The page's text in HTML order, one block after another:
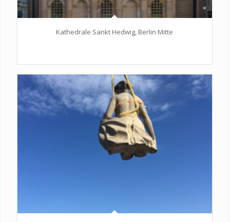
Kathedrale Sankt Hedwig, Berlin Mitte